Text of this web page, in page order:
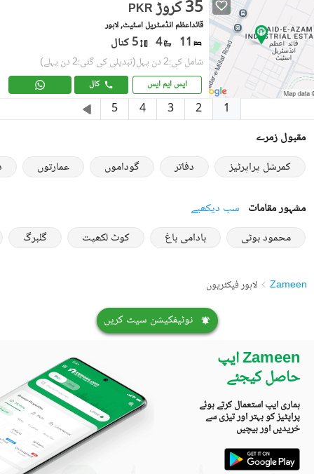
PKR 35 کروڑ
قائداعظم انڈسٹریل اسٹیٹ, لاہور
11
4 5 کنال
شامل کی:2 دن پہل (تبدیلی کی گئی:2 دن پہلے)
ایس ایم ایس کال
1
2
3
4
5
مقبول زمرے
کمرشل پراپرٹیز
دفاتر گوداموں عمارتوں
مشہور مقامات سب دیکھیے
محمود بوٹی
بادامی باغ کوٹ لکھپت گلبرگ
Zameen لاہور فیکٹریوں
نوٹیفکیشن سیٹ کریں
Zameen ایپ
حاصل کیجئے
ہماری ایپ استعمال کرتے ہوئے
پراپٹیز کو بہتر اور تیزی سے
خریدیں اور بیچیں